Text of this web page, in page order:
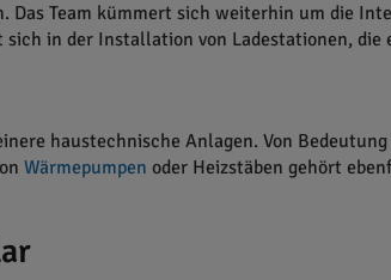
Das Team kümmert sich weiterhin um die
sich in der Installation von Ladestationen,
haustechnische Anlagen. Von
Wärmepumpen oder Heizstäben gehört